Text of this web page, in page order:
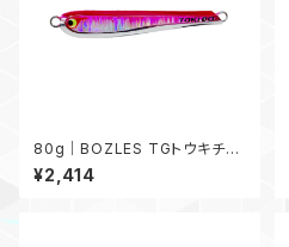
80g｜BOZLES TGトウキチロ
ウ 80g
¥2,414